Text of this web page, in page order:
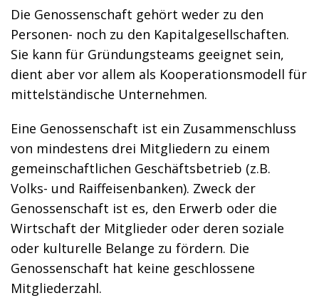
Die Genossenschaft gehört weder zu den
Personen- noch zu den Kapitalgesellschaften.
Sie kann für Gründungsteams geeignet sein,
dient aber vor allem als Kooperationsmodell für
mittelständische Unternehmen.
Eine Genossenschaft ist ein Zusammenschluss
von mindestens drei Mitgliedern zu einem
gemeinschaftlichen Geschäftsbetrieb (z.B.
Volks- und Raiffeisenbanken). Zweck der
Genossenschaft ist es, den Erwerb oder die
Wirtschaft der Mitglieder oder deren soziale
oder kulturelle Belange zu fördern. Die
Genossenschaft hat keine geschlossene
Mitgliederzahl.